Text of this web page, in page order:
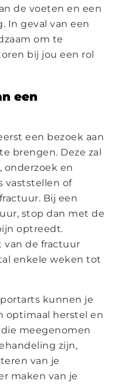
de voeten en een
In geval van een
om te
bij jou een rol
een
een bezoek aan
te brengen. Deze zal
onderzoek en
vaststellen of
Bij een
stop dan met de
optreedt.
van de fractuur
enkele weken tot
kunnen je
optimaal herstel en
meegenomen
zijn,
van je
maken van je